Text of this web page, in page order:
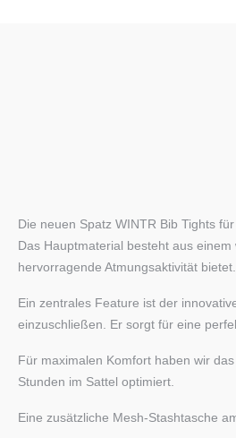
Die neuen Spatz WINTR Bib Tights
Das Hauptmaterial besteht aus
hervorragende Atmungsaktivität
Ein zentrales Feature ist der
einzuschließen. Er sorgt für eine
Für maximalen Komfort haben wir
Stunden im Sattel optimiert.
Eine zusätzliche Mesh-Stashtasche